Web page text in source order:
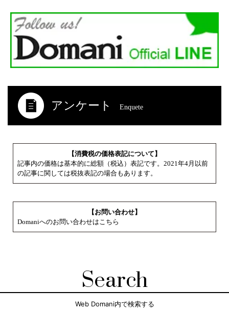
アンケート Enquete
【消費税の価格表記について】
記事内の価格は基本的に総額（税込）表記です。2021年4月以前
の記事に関しては税抜表記の場合もあります。
【お問い合わせ】
Domaniへのお問い合わせはこちら
Search
Web Domani内で検索する